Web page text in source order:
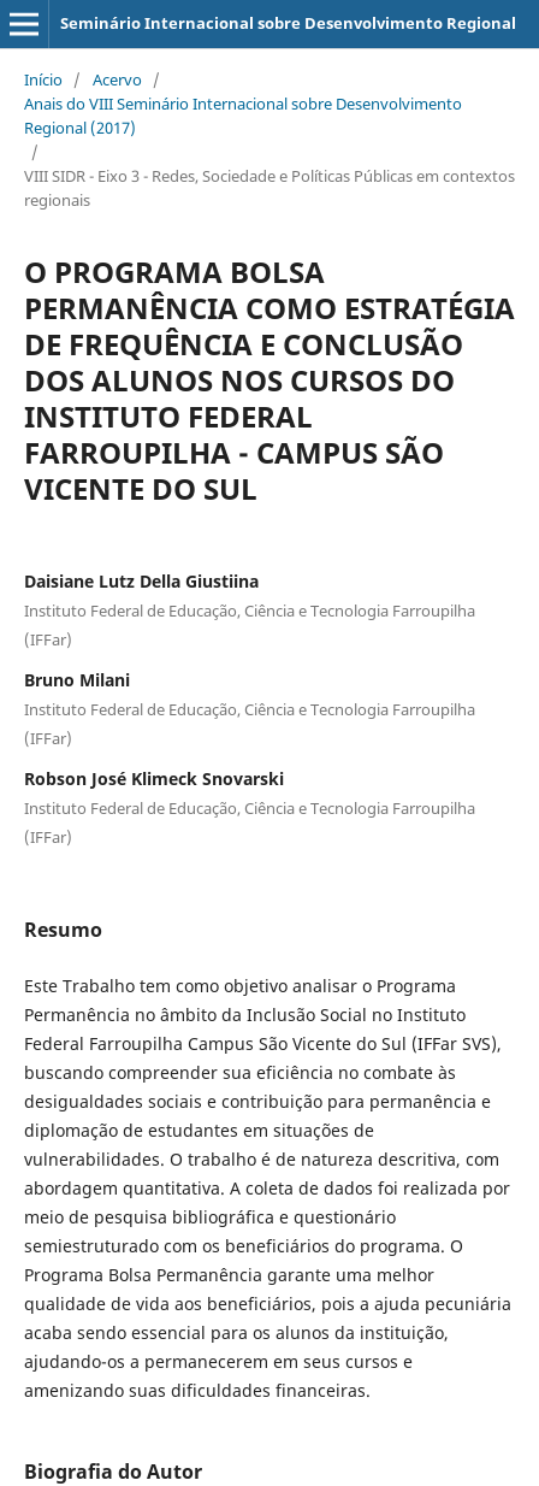
Seminário Internacional sobre Desenvolvimento Regional
Início / Acervo /
Anais do VIII Seminário Internacional sobre Desenvolvimento
Regional (2017)
/
VIII SIDR - Eixo 3 - Redes, Sociedade e Políticas Públicas em contextos
regionais
O PROGRAMA BOLSA
PERMANÊNCIA COMO ESTRATÉGIA
DE FREQUÊNCIA E CONCLUSÃO
DOS ALUNOS NOS CURSOS DO
INSTITUTO FEDERAL
FARROUPILHA - CAMPUS SÃO
VICENTE DO SUL
Daisiane Lutz Della Giustiina
Instituto Federal de Educação, Ciência e Tecnologia Farroupilha
(IFFar)
Bruno Milani
Instituto Federal de Educação, Ciência e Tecnologia Farroupilha
(IFFar)
Robson José Klimeck Snovarski
Instituto Federal de Educação, Ciência e Tecnologia Farroupilha
(IFFar)
Resumo
Este Trabalho tem como objetivo analisar o Programa
Permanência no âmbito da Inclusão Social no Instituto
Federal Farroupilha Campus São Vicente do Sul (IFFar SVS),
buscando compreender sua eficiência no combate às
desigualdades sociais e contribuição para permanência e
diplomação de estudantes em situações de
vulnerabilidades. O trabalho é de natureza descritiva, com
abordagem quantitativa. A coleta de dados foi realizada por
meio de pesquisa bibliográfica e questionário
semiestruturado com os beneficiários do programa. O
Programa Bolsa Permanência garante uma melhor
qualidade de vida aos beneficiários, pois a ajuda pecuniária
acaba sendo essencial para os alunos da instituição,
ajudando-os a permanecerem em seus cursos e
amenizando suas dificuldades financeiras.
Biografia do Autor